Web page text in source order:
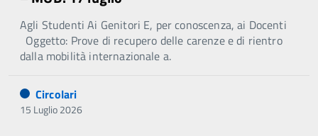
Agli Studenti Ai Genitori E, per conoscenza, ai Docenti
Oggetto: Prove di recupero delle carenze e di rientro
dalla mobilità internazionale a.
Circolari
15 Luglio 2026